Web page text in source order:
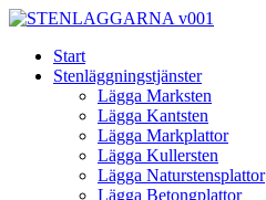
Skip
contentStart
Stenläggningstjänster
Lägga Marksten
Lägga Kantsten
Lägga Markplattor
Lägga Kullersten
Lägga Naturstensplattor
Lägga Betongplattor